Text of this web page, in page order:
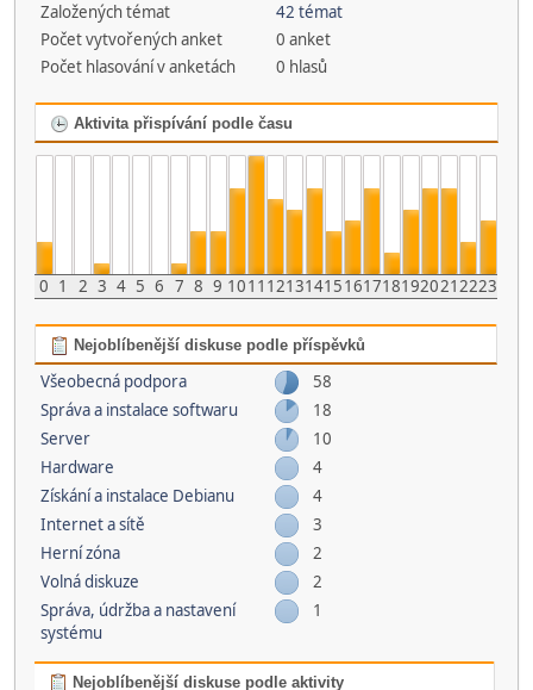
Založených témat
42 témat
Počet vytvořených anket
0 anket
Počet hlasování v anketách
0 hlasů
Aktivita přispívání podle času
0 1 2 3 4 5 6 7 8 9 1011 121314151617181920212223
Nejoblíbenější diskuse podle příspěvků
Všeobecná podpora
58
Správa a instalace softwaru
18
Server
10
Hardware
4
Získání a instalace Debianu
4
Internet a sítě
3
Herní­ zóna
2
Volná diskuze
2
Správa, údržba a nastavení
systému
1
Nejoblíbenější diskuse podle aktivity